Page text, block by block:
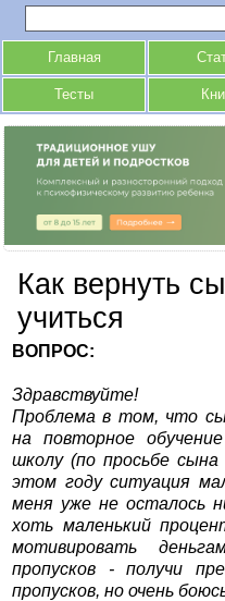
Главная
Тесты
Как вернуть
учиться
ВОПРОС:
Здравствуйте!
Проблема в том, что
на повторное
школу (по просьбе
этом году ситуация
меня уже не осталось
хоть маленький
мотивировать
пропусков - получи
пропусков, но очень